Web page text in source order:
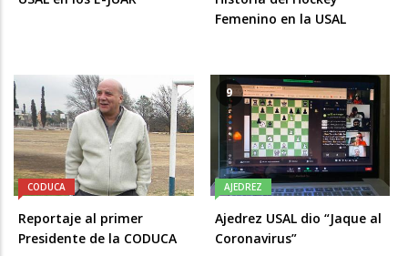
Femenino en la USAL
CODUCA
Reportaje al primer
Presidente de la CODUCA
9
AJEDREZ
Ajedrez USAL dio “Jaque al
Coronavirus”